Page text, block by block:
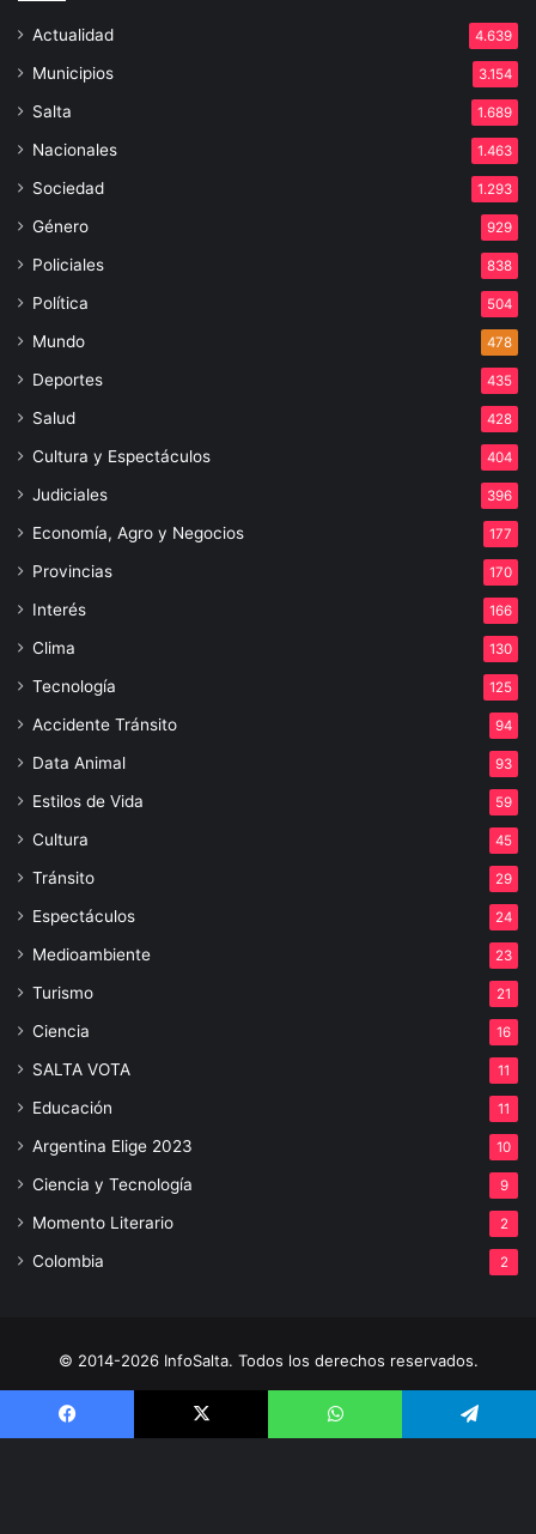
Actualidad 4.639
Municipios 3.154
Salta 1.689
Nacionales 1.463
Sociedad 1.293
Género 929
Policiales 838
Política 504
Mundo 478
Deportes 435
Salud 428
Cultura y Espectáculos 404
Judiciales 396
Economía, Agro y Negocios 177
Provincias 170
Interés 166
Clima 130
Tecnología 125
Accidente Tránsito 94
Data Animal 93
Estilos de Vida 59
Cultura 45
Tránsito 29
Espectáculos 24
Medioambiente 23
Turismo 21
Ciencia 16
SALTA VOTA 11
Educación 11
Argentina Elige 2023 10
Ciencia y Tecnología 9
Momento Literario 2
Colombia 2
© 2014-2026 InfoSalta. Todos los derechos reservados.
3872288394 E-mail: infosaltaredaccion@gmail.com
Facebook X WhatsApp Telegram